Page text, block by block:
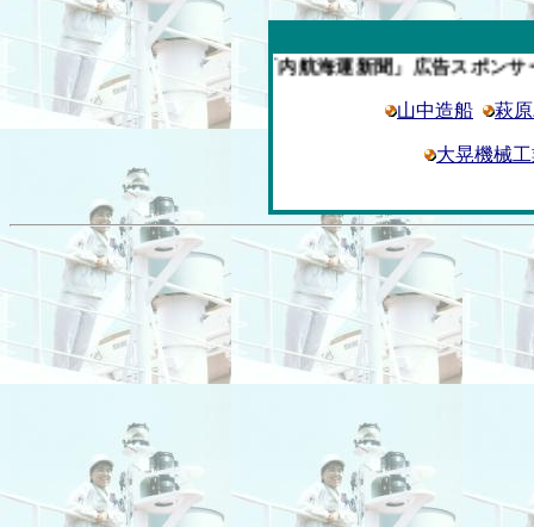
今週の「内航海運新聞」広告スポンサー企業
山中造船 萩
大晃機械